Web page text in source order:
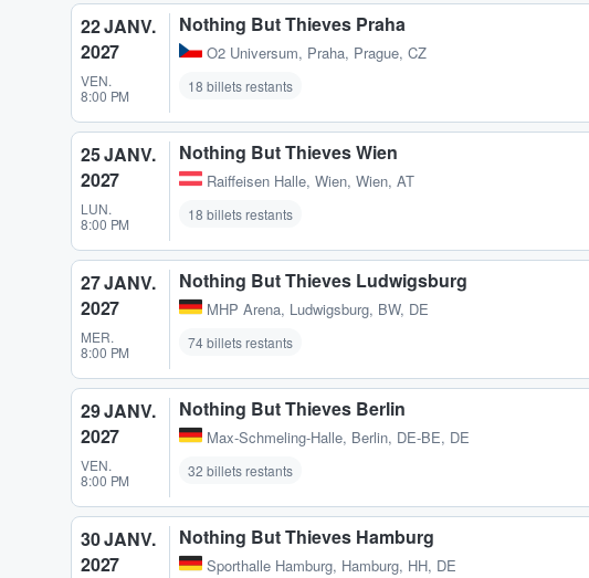
22 JANV.
2027
VEN.
8:00 PM
Nothing But Thieves Praha
O2 Universum, Praha, Prague, CZ
18 billets restants
25 JANV.
2027
LUN.
8:00 PM
Nothing But Thieves Wien
Raiffeisen Halle, Wien, Wien, AT
18 billets restants
27 JANV.
2027
MER.
8:00 PM
Nothing But Thieves Ludwigsburg
MHP Arena, Ludwigsburg, BW, DE
74 billets restants
29 JANV.
2027
VEN.
8:00 PM
Nothing But Thieves Berlin
Max-Schmeling-Halle, Berlin, DE-BE, DE
32 billets restants
30 JANV.
2027
Nothing But Thieves Hamburg
Sporthalle Hamburg, Hamburg, HH, DE